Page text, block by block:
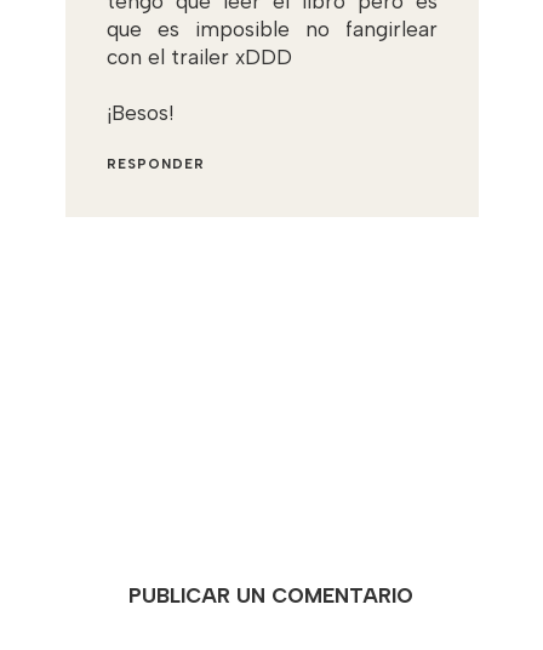
que es imposible no fangirlear
con el trailer xDDD
¡Besos!
RESPONDER
PUBLICAR UN COMENTARIO